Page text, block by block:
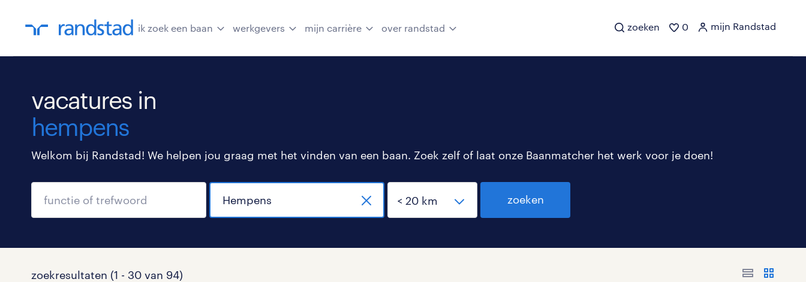
ik zoek een baan werkgevers mijn carrière over randstad zoeken 0 mijn Randstad
vacatures in
hempens
Welkom bij Randstad! We helpen jou graag met het vinden van een baan. Zoek zelf of laat onze Baanmatcher het werk voor je doen!
zoeken
zoekresultaten (1 - 30 van 94)